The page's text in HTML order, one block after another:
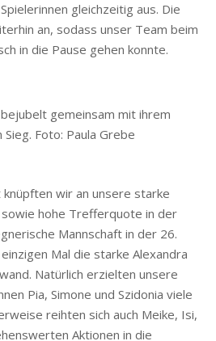
gleichzeitig aus. Die
an, sodass unser Team beim
in die Pause gehen konnte.
gemeinsam mit ihrem
Foto: Paula Grebe
wir an unsere starke
hohe Trefferquote in der
Mannschaft in der 26.
Mal die starke Alexandra
Natürlich erzielten unsere
Pia, Simone und Szidonia viele
reihten sich auch Meike, Isi,
Aktionen in die